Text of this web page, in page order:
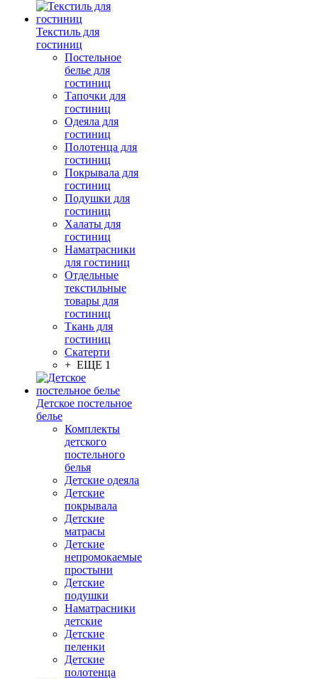
Текстиль для
гостиниц
Постельное
белье для
гостиниц
Тапочки для
гостиниц
Одеяла для
гостиниц
Полотенца для
гостиниц
Покрывала для
гостиниц
Подушки для
гостиниц
Халаты для
гостиниц
Наматрасники
для гостиниц
Отдельные
текстильные
товары для
гостиниц
Ткань для
гостиниц
Скатерти
+ ЕЩЕ 1
Детское постельное
белье
Комплекты
детского
постельного
белья
Детские одеяла
Детские
покрывала
Детские
матрасы
Детские
непромокаемые
простыни
Детские
подушки
Наматрасники
детские
Детские
пеленки
Детские
полотенца